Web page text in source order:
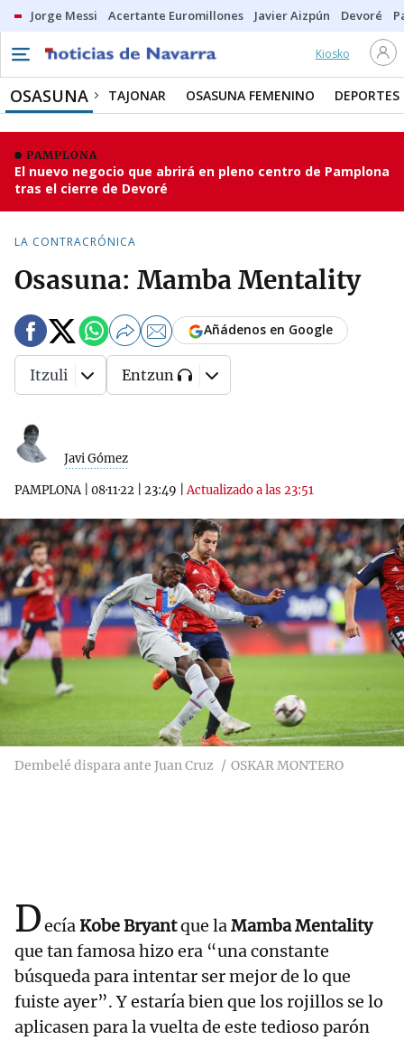
Jorge Messi Acertante Euromillones Javier Aizpún Devoré
Kiosko
OSASUNA TAJONAR OSASUNA FEMENINO DEPORTES
PAMPLONA
El nuevo negocio que abrirá en pleno centro de Pamplona
tras el cierre de Devoré
LA CONTRACRÓNICA
Osasuna: Mamba Mentality
Javi Gómez
PAMPLONA| 08·11·22 23:49 |Actualizado a las 23:51
Añádenos en Google
Itzuli Entzun
Dembelé dispara ante Juan Cruz OSKAR MONTERO
DecíaKobe Bryantque laMamba Mentality
que tan famosa hizo era “una constante
búsqueda para intentar ser mejor de lo que
fuiste ayer”. Y estaría bien que los rojillos se lo
aplicasen para la vuelta de este tedioso parón